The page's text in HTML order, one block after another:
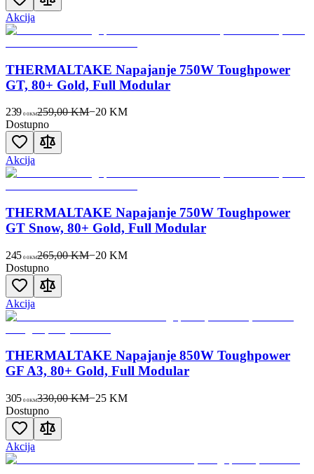
Akcija
THERMALTAKE Napajanje 750W Toughpower
GT, 80+ Gold, Full Modular
239 00KM259,00 KM−20 KM
Dostupno
Akcija
THERMALTAKE Napajanje 750W Toughpower
GT Snow, 80+ Gold, Full Modular
245 00KM265,00 KM−20 KM
Dostupno
Akcija
THERMALTAKE Napajanje 850W Toughpower
GF A3, 80+ Gold, Full Modular
305 00KM330,00 KM−25 KM
Dostupno
Akcija